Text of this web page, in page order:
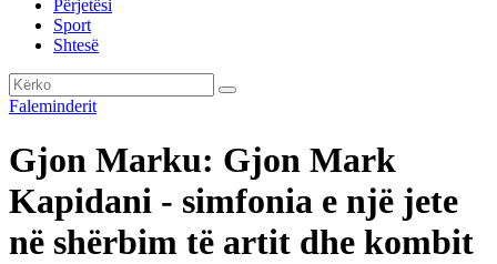
Përjetësi
Sport
Shtesë
Faleminderit
Gjon Marku: Gjon Mark
Kapidani - simfonia e një jete
në shërbim të artit dhe kombit